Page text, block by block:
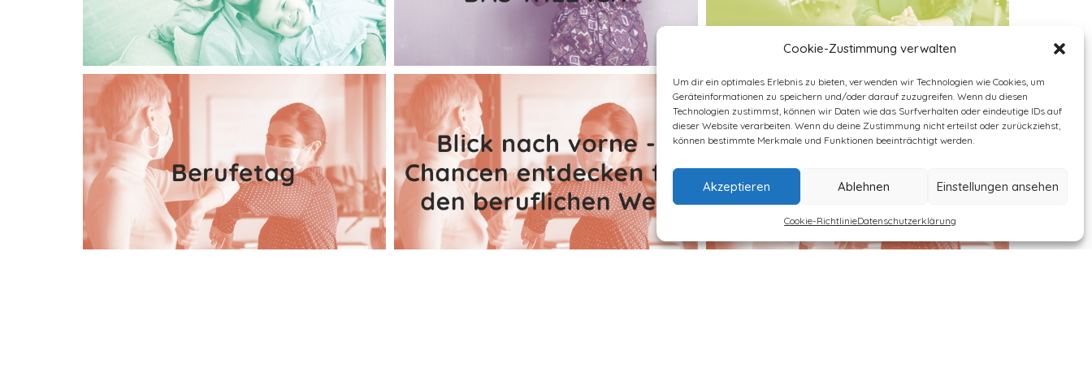
Cookie-Zustimmung verwalten
Um dir ein optimales Erlebnis zu bieten, verwenden wir Technologien wie Cookies, um
Geräteinformationen zu speichern und/oder darauf zuzugreifen. Wenn du diesen
Technologien zustimmst, können wir Daten wie das Surfverhalten oder eindeutige IDs auf
dieser Website verarbeiten. Wenn du deine Zustimmung nicht erteilst oder zurückziehst,
können bestimmte Merkmale und Funktionen beeinträchtigt werden.
Akzeptieren Ablehnen Einstellungen ansehen
Cookie-RichtlinieDatenschutzerklärung